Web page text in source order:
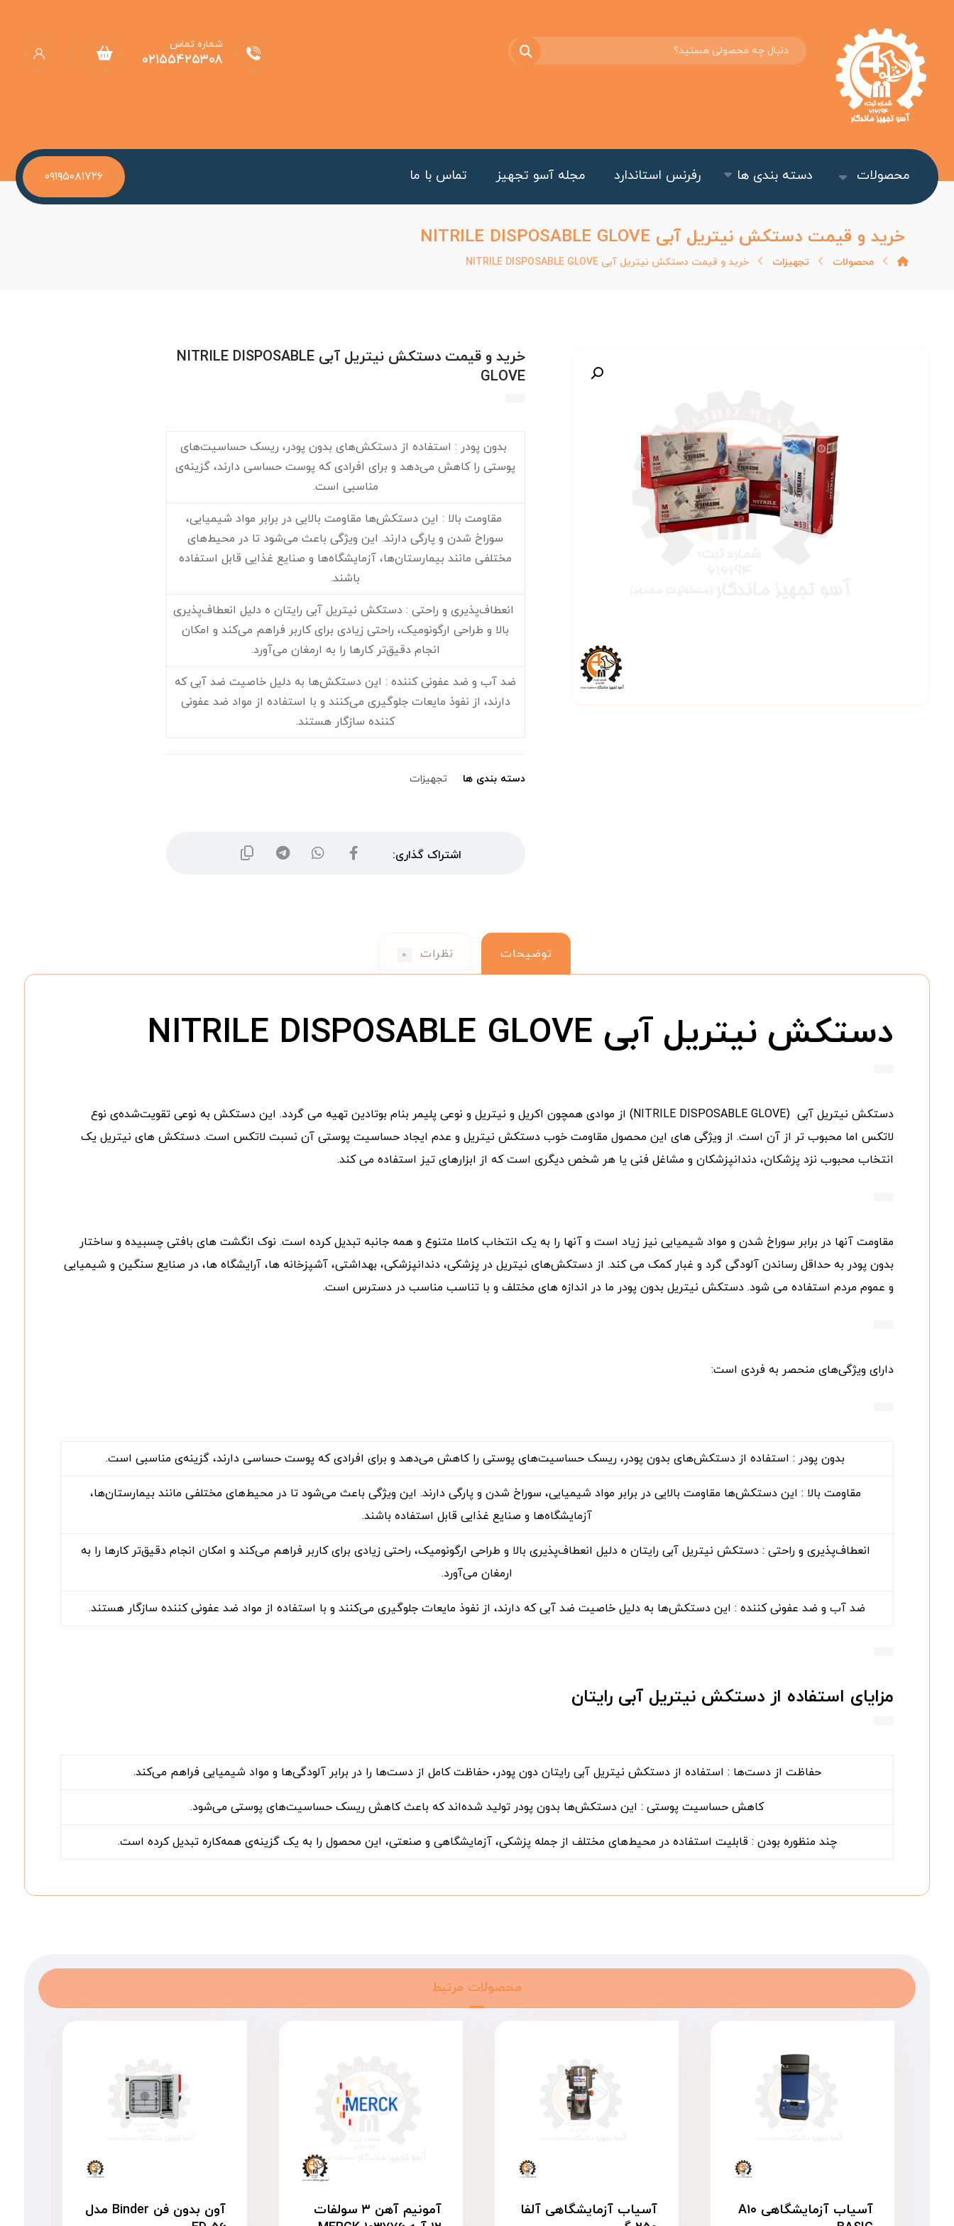
شماره تماس
۰۲۱۵۵۴۲۵۳۰۸
محصولات دسته بندی ها رفرنس استاندارد مجله آسو تجهیز تماس با ما ۰۹۱۹۵۰۸۱۷۲۶
خرید و قیمت دستکش نیتریل آبی NITRILE DISPOSABLE GLOVE
محصولات تجهیزات خرید و قیمت دستکش نیتریل آبی NITRILE DISPOSABLE GLOVE
خرید و قیمت دستکش نیتریل آبی NITRILE DISPOSABLE
GLOVE
بدون پودر : استفاده از دستکش‌های بدون پودر، ریسک حساسیت‌های
پوستی را کاهش می‌دهد و برای افرادی که پوست حساسی دارند، گزینه‌ی
مناسبی است.
مقاومت بالا : این دستکش‌ها مقاومت بالایی در برابر مواد شیمیایی،
سوراخ شدن و پارگی دارند. این ویژگی باعث می‌شود تا در محیط‌های
مختلفی مانند بیمارستان‌ها، آزمایشگاه‌ها و صنایع غذایی قابل استفاده
باشند.
انعطاف‌پذیری و راحتی : دستکش نیتریل آبی رایتان ه دلیل انعطاف‌پذیری
بالا و طراحی ارگونومیک، راحتی زیادی برای کاربر فراهم می‌کند و امکان
انجام دقیق‌تر کارها را به ارمغان می‌آورد.
ضد آب و ضد عفونی کننده : این دستکش‌ها به دلیل خاصیت ضد آبی که
دارند، از نفوذ مایعات جلوگیری می‌کنند و با استفاده از مواد ضد عفونی
کننده سازگار هستند.
دسته بندی ها تجهیزات
توضیحات نظرات ۰
دستکش نیتریل آبی NITRILE DISPOSABLE GLOVE
دستکش نیتریل آبی (NITRILE DISPOSABLE GLOVE) از موادی همچون اکریل و نیتریل و نوعی پلیمر بنام بوتادین تهیه می گردد. این دستکش به نوعی تقویت‌شده‌ی نوع
لاتکس اما محبوب تر از آن است. از ویژگی های این محصول مقاومت خوب دستکش نیتریل و عدم ایجاد حساسیت پوستی آن نسبت لاتکس است. دستکش های نیتریل یک
انتخاب محبوب نزد پزشکان، دندانپزشکان و مشاغل فنی یا هر شخص دیگری است که از ابزارهای تیز استفاده می کند.
مقاومت آنها در برابر سوراخ شدن و مواد شیمیایی نیز زیاد است و آنها را به یک انتخاب کاملا متنوع و همه جانبه تبدیل کرده است. نوک انگشت های بافتی چسبیده و ساختار
بدون پودر به حداقل رساندن آلودگی گرد و غبار کمک می کند. از دستکش‌های نیتریل در پزشکی، دندانپزشکی، بهداشتی، آشپزخانه ها، آرایشگاه ها، در صنایع سنگین و شیمیایی
و عموم مردم استفاده می شود. دستکش نیتریل بدون پودر ما در اندازه های مختلف و با تناسب مناسب در دسترس است.
دارای ویژگی‌های منحصر به فردی است:
بدون پودر : استفاده از دستکش‌های بدون پودر، ریسک حساسیت‌های پوستی را کاهش می‌دهد و برای افرادی که پوست حساسی دارند، گزینه‌ی مناسبی است.
مقاومت بالا : این دستکش‌ها مقاومت بالایی در برابر مواد شیمیایی، سوراخ شدن و پارگی دارند. این ویژگی باعث می‌شود تا در محیط‌های مختلفی مانند بیمارستان‌ها،
آزمایشگاه‌ها و صنایع غذایی قابل استفاده باشند.
انعطاف‌پذیری و راحتی : دستکش نیتریل آبی رایتان ه دلیل انعطاف‌پذیری بالا و طراحی ارگونومیک، راحتی زیادی برای کاربر فراهم می‌کند و امکان انجام دقیق‌تر کارها را به
ارمغان می‌آورد.
ضد آب و ضد عفونی کننده : این دستکش‌ها به دلیل خاصیت ضد آبی که دارند، از نفوذ مایعات جلوگیری می‌کنند و با استفاده از مواد ضد عفونی کننده سازگار هستند.
مزایای استفاده از دستکش نیتریل آبی رایتان
حفاظت از دست‌ها : استفاده از دستکش نیتریل آبی رایتان دون پودر، حفاظت کامل از دست‌ها را در برابر آلودگی‌ها و مواد شیمیایی فراهم می‌کند.
کاهش حساسیت پوستی : این دستکش‌ها بدون پودر تولید شده‌اند که باعث کاهش ریسک حساسیت‌های پوستی می‌شود.
چند منظوره بودن : قابلیت استفاده در محیط‌های مختلف از جمله پزشکی، آزمایشگاهی و صنعتی، این محصول را به یک گزینه‌ی همه‌کاره تبدیل کرده است.
محصولات مرتبط
آسیاب آزمایشگاهی A۱۰
آسیاب آزمایشگاهی آلفا
آمونیم آهن ۳ سولفات
آون بدون فن Binder مدل